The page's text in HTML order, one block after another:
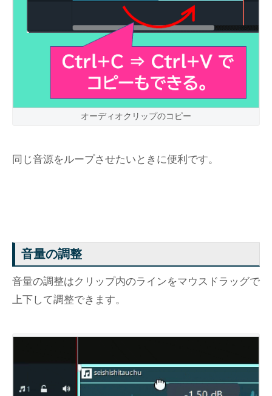
オーディオクリップのコピー
同じ音源をループさせたいときに便利です。
音量の調整
音量の調整はクリップ内のラインをマウスドラッグで
上下して調整できます。